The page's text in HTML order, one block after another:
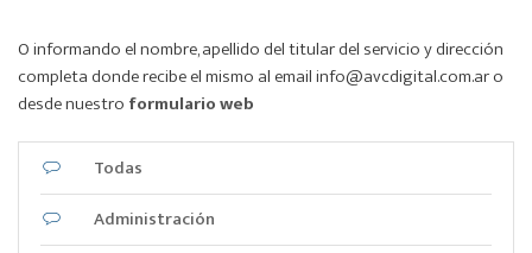
O informando el nombre, apellido del titular del servicio y dirección
completa donde recibe el mismo al email info@avcdigital.com.ar o
desde nuestro formulario web
Todas
Administración